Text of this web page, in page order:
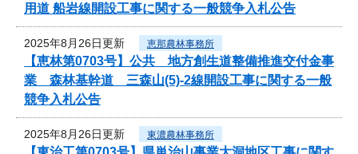
用道 船岩線開設工事に関する一般競争入札公告
2025年8月26日更新 恵那農林事務所
【恵林第0703号】公共 地方創生道整備推進交付金事
業 森林基幹道 三森山(5)-2線開設工事に関する一般
競争入札公告
2025年8月26日更新 東濃農林事務所